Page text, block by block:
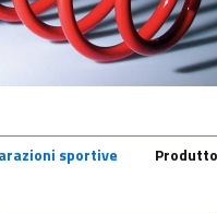
sportive